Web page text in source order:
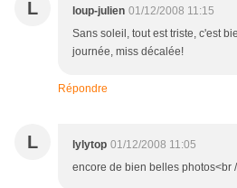
L loup-julien 01/12/2008 11:15
Sans soleil, tout est triste, c'est
journée, miss décalée!
Répondre
L lylytop 01/12/2008 11:05
encore de bien belles photos<br